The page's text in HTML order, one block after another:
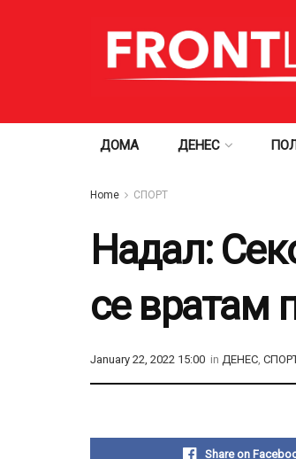
ДОМА ДЕНЕС
Home СПОРТ
Надал:
се вратам
January 22, 2022 15:00 in ДЕНЕС,
Share on